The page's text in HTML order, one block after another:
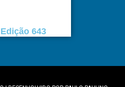
Edição 643